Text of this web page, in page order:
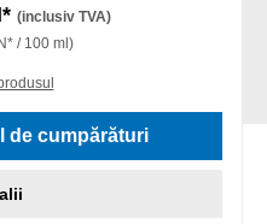
(inclusiv TVA)
/ 100 ml)
de cumpărături